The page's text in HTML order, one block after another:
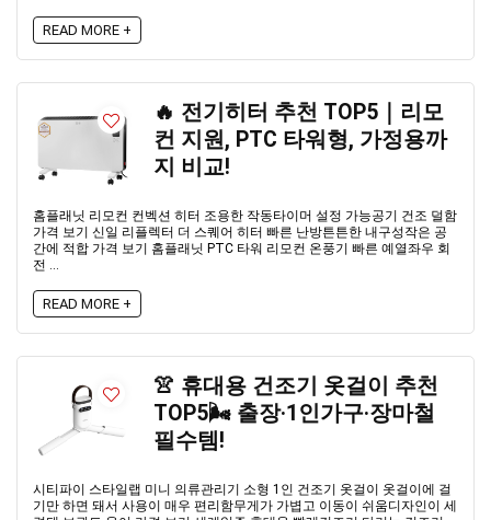
READ MORE +
🔥 전기히터 추천 TOP5｜리모
컨 지원, PTC 타워형, 가정용까
지 비교!
홈플래닛 리모컨 컨벡션 히터 조용한 작동타이머 설정 가능공기 건조 덜함
가격 보기 신일 리플렉터 더 스퀘어 히터 빠른 난방튼튼한 내구성작은 공
간에 적합 가격 보기 홈플래닛 PTC 타워 리모컨 온풍기 빠른 예열좌우 회
전 ...
READ MORE +
👚 휴대용 건조기 옷걸이 추천
TOP5🌬️ 출장·1인가구·장마철
필수템!
시티파이 스타일랩 미니 의류관리기 소형 1인 건조기 옷걸이 옷걸이에 걸
기만 하면 돼서 사용이 매우 편리함무게가 가볍고 이동이 쉬움디자인이 세